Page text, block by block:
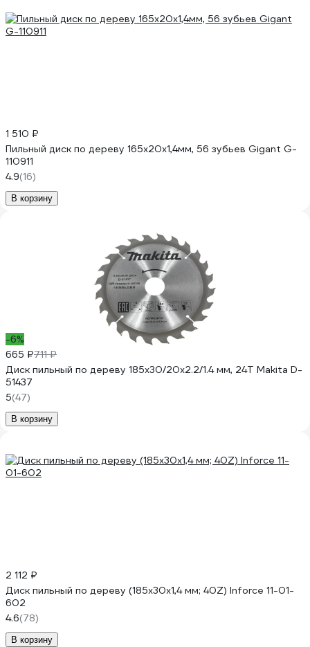
1 510 ₽
Пильный диск по дереву 165x20x1,4мм, 56 зубьев Gigant G-
110911
4.9(16)
В корзину
-6%
665 ₽711 ₽
Диск пильный по дереву 185x30/20x2.2/1.4 мм, 24T Makita D-
51437
5(47)
В корзину
2 112 ₽
Диск пильный по дереву (185х30х1,4 мм; 40Z) Inforce 11-01-
602
4.6(78)
В корзину